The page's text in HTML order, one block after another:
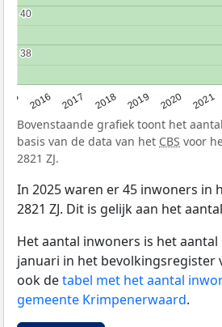
2016 2017 2018 2019 2020 2021
38
38
40
40
Bovenstaande grafiek toont het
basis van de data van het CBS voor
2821 ZJ.
In 2025 waren er 45 inwoners in
2821 ZJ. Dit is gelijk aan het
Het aantal inwoners is het aantal
januari in het bevolkingsregister
ook detabel met het aantal
gemeente Krimpenerwaard.